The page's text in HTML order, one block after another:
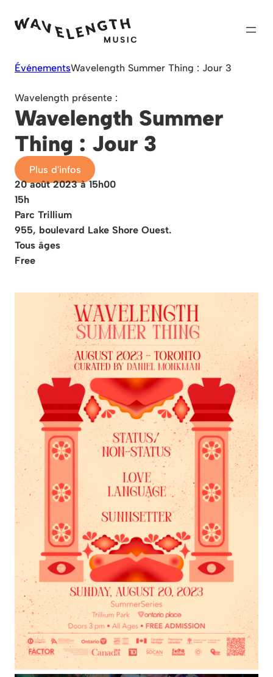
ÉvénementsWavelength Summer Thing : Jour 3
Wavelength présente :
Wavelength Summer
Thing : Jour 3
Plus d'infos
20 août 2023 à 15h00
15h
Parc Trillium
955, boulevard Lake Shore Ouest.
Tous âges
Free